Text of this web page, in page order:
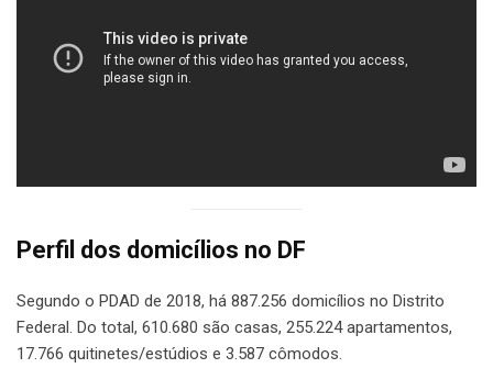
Perfil dos domicílios no DF
Segundo o PDAD de 2018, há 887.256 domicílios no Distrito
Federal. Do total, 610.680 são casas, 255.224 apartamentos,
17.766 quitinetes/estúdios e 3.587 cômodos.